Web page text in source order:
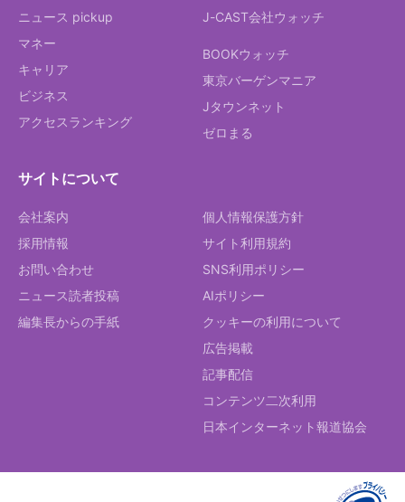
ニュース pickup
マネー
キャリア
ビジネス
アクセスランキング
J-CAST会社ウォッチ
BOOKウォッチ
東京バーゲンマニア
Jタウンネット
ゼロまる
サイトについて
会社案内
採用情報
お問い合わせ
ニュース読者投稿
編集長からの手紙
個人情報保護方針
サイト利用規約
SNS利用ポリシー
AIポリシー
クッキーの利用について
広告掲載
記事配信
コンテンツ二次利用
日本インターネット報道協会